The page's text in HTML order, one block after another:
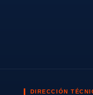
DIRECCIÓN